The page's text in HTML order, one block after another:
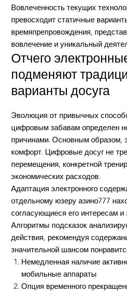
Вовлеченность текущих
превосходит статичные
времяпрепровождения,
вовлечение и уникальный
Отчего
подменяют
варианты досуга
Эволюция от привычных
цифровым забавам определен
причинами. Основным образом,
комфорт. Цифровые досуг не
перемещения, конкретной
экономических расходов.
Адаптация электронного
отдельному юзеру азино777
согласующиеся его интересам
Алгоритмы подсказок
действия, рекомендуя
значительной шансом
Немедленная наличие
мобильные аппараты
Опция временного